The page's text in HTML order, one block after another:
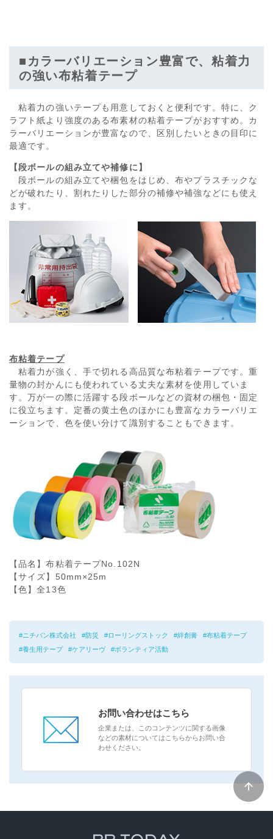
■カラーバリエーション豊富で、粘着力
の強い布粘着テープ
粘着力の強いテープも用意しておくと便利です。特に、ク
ラフト紙より強度のある布素材の粘着テープがおすすめ。カ
ラーバリエーションが豊富なので、区別したいときの目印に
最適です。
【段ボールの組み立てや補修に】
段ボールの組み立てや梱包をはじめ、布やプラスチックな
どが破れたり、割れたりした部分の補修や補強などにも使え
ます。
布粘着テープ
粘着力が強く、手で切れる高品質な布粘着テープです。重
量物の封かんにも使われている丈夫な素材を使用していま
す。万が一の際に活躍する段ボールなどの資材の梱包・固定
に役立ちます。定番の黄土色のほかにも豊富なカラーバリエ
ーションで、色を使い分けて識別することもできます。
【品名】布粘着テープNo.102N
【サイズ】50mm×25m
【色】全13色
ニチバン株式会社 防災 ローリングストック 絆創膏
布粘着テープ
養生用テープ
ケアリーヴ ボランティア活動
お問い合わせはこちら
企業または、このコンテンツに関する画像
などの素材についてはこちらからお問い合
わせください。